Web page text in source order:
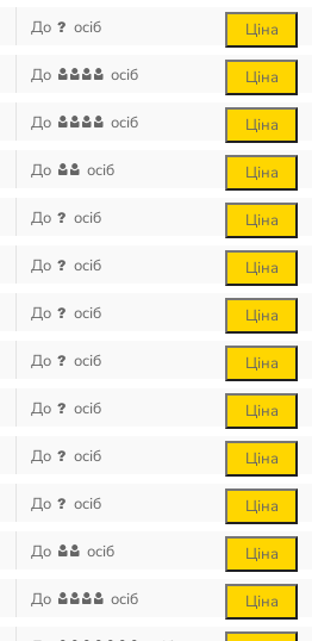
До осіб Ціна
До осіб Ціна
До осіб Ціна
До осіб Ціна
До осіб Ціна
До осіб Ціна
До осіб Ціна
До осіб Ціна
До осіб Ціна
До осіб Ціна
До осіб Ціна
До осіб Ціна
До осіб Ціна